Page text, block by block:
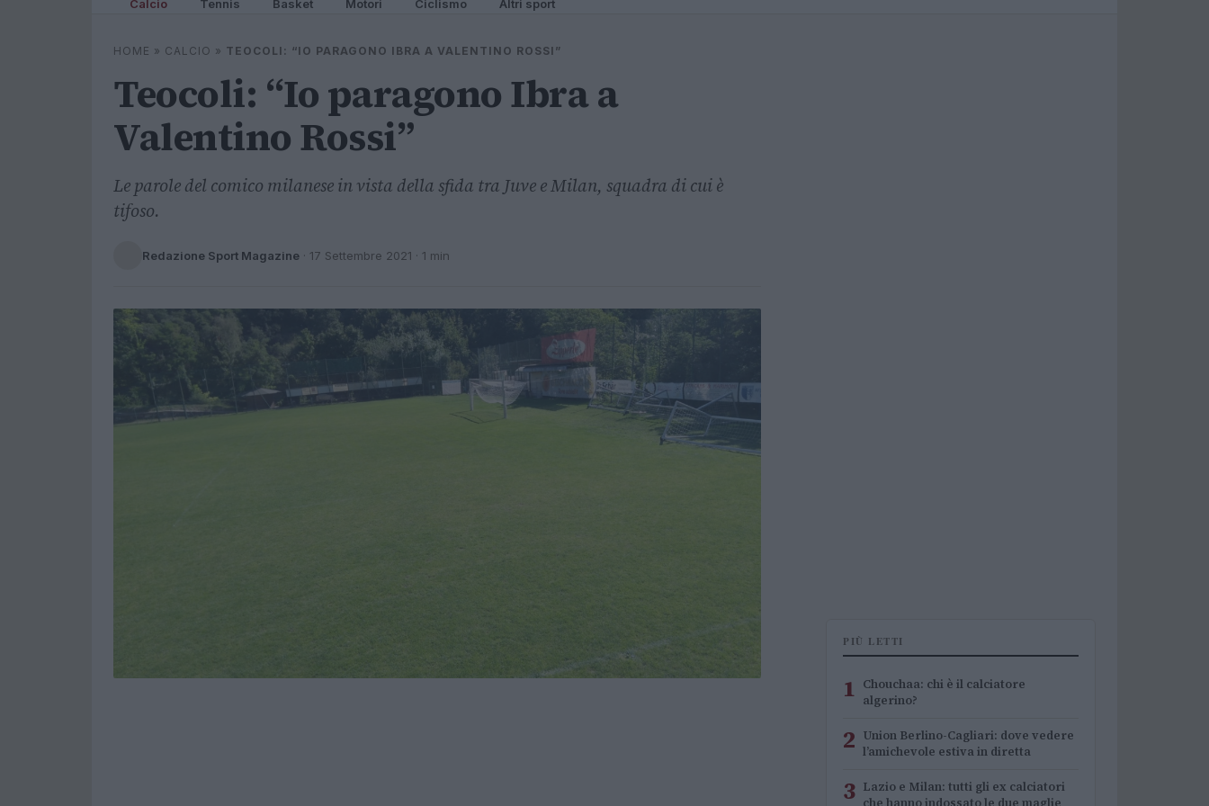
Calcio Tennis Basket Motori Ciclismo Altri sport
HOME » CALCIO » TEOCOLI: “IO PARAGONO IBRA A VALENTINO ROSSI”
Teocoli: “Io paragono Ibra a
Valentino Rossi”
Le parole del comico milanese in vista della sfida tra Juve e Milan, squadra di cui è
tifoso.
Redazione Sport Magazine · 17 Settembre 2021 · 1 min
PIÙ LETTI
1 Chouchaa: chi è il calciatore
algerino?
2 Union Berlino-Cagliari: dove vedere
l’amichevole estiva in diretta
3 Lazio e Milan: tutti gli ex calciatori
che hanno indossato le due maglie